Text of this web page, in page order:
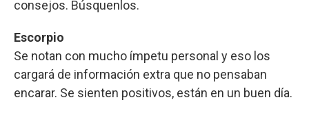
consejos. Búsquenlos.
Escorpio
Se notan con mucho ímpetu personal y eso los
cargará de información extra que no pensaban
encarar. Se sienten positivos, están en un buen día.